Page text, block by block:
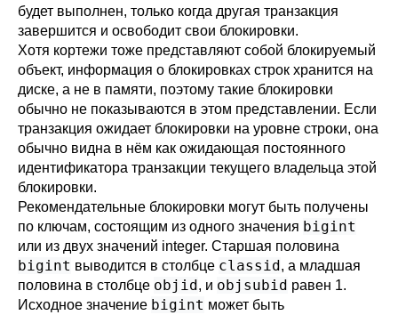
будет выполнен, только когда другая транзакция
завершится и освободит свои блокировки.
Хотя кортежи тоже представляют собой блокируемый
объект, информация о блокировках строк хранится на
диске, а не в памяти, поэтому такие блокировки
обычно не показываются в этом представлении. Если
транзакция ожидает блокировки на уровне строки, она
обычно видна в нём как ожидающая постоянного
идентификатора транзакции текущего владельца этой
блокировки.
Рекомендательные блокировки могут быть получены
по ключам, состоящим из одного значения bigint
или из двух значений integer. Старшая половина
bigint выводится в столбце classid, а младшая
половина в столбце objid, и objsubid равен 1.
Исходное значение bigint может быть